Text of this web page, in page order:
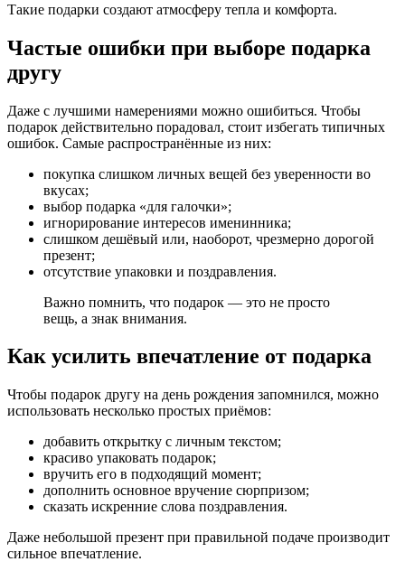
Такие подарки создают атмосферу тепла и комфорта.
Частые ошибки при выборе подарка
другу
Даже с лучшими намерениями можно ошибиться. Чтобы
подарок действительно порадовал, стоит избегать типичных
ошибок. Самые распространённые из них:
покупка слишком личных вещей без уверенности во
вкусах;
выбор подарка «для галочки»;
игнорирование интересов именинника;
слишком дешёвый или, наоборот, чрезмерно дорогой
презент;
отсутствие упаковки и поздравления.
Важно помнить, что подарок — это не просто
вещь, а знак внимания.
Как усилить впечатление от подарка
Чтобы подарок другу на день рождения запомнился, можно
использовать несколько простых приёмов:
добавить открытку с личным текстом;
красиво упаковать подарок;
вручить его в подходящий момент;
дополнить основное вручение сюрпризом;
сказать искренние слова поздравления.
Даже небольшой презент при правильной подаче производит
сильное впечатление.